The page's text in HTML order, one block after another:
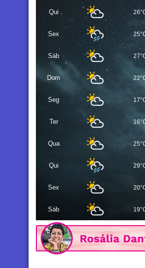
Qui
Sex
Sáb
Dom
Seg
Ter
Qua
Qui
Sex
Sáb